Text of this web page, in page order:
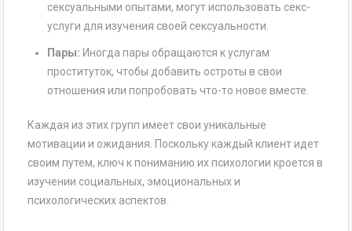
сексуальными опытами, могут использовать секс-
услуги для изучения своей сексуальности.
Пары: Иногда пары обращаются к услугам
проституток, чтобы добавить остроты в свои
отношения или попробовать что-то новое вместе.
Каждая из этих групп имеет свои уникальные
мотивации и ожидания. Поскольку каждый клиент идет
своим путем, ключ к пониманию их психологии кроется в
изучении социальных, эмоциональных и
психологических аспектов.